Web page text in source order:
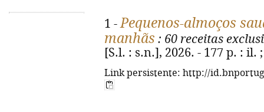
1 -Pequenos-almoços
manhãs : 60 receitas
[S.l. : s.n.], 2026. - 177 p. : il.
Link persistente: http://